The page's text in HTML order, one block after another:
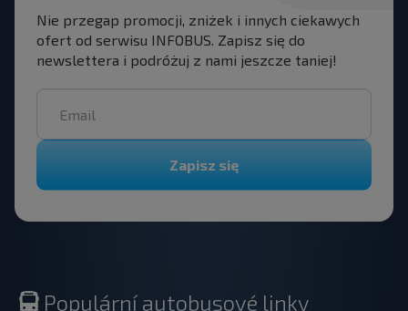
Nie przegap promocji, zniżek i innych ciekawych
ofert od serwisu INFOBUS. Zapisz się do
newslettera i podróżuj z nami jeszcze taniej!
Zapisz się
Populární autobusové linky